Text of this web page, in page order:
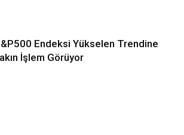
Endeksi Yükselen Trendine
İşlem Görüyor